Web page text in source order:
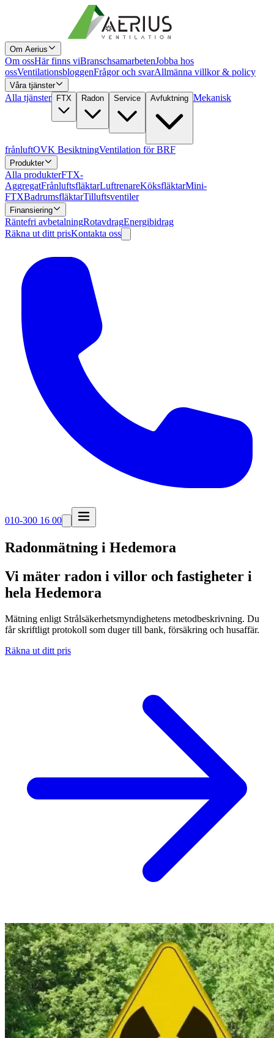
Om Aerius
Om ossHär finns viBranschsamarbetenJobba hos
ossVentilationsbloggenFrågor och svarAllmänna villkor & policy
Våra tjänster
Alla tjänster FTX Radon Service Avfuktning Mekanisk
frånluftOVK BesiktningVentilation för BRF
Produkter
Alla produkterFTX-
AggregatFrånluftsfläktarLuftrenareKöksfläktarMini-
FTXBadrumsfläktarTilluftsventiler
Finansiering
Räntefri avbetalningRotavdragEnergibidrag
Räkna ut ditt prisKontakta oss
010-300 16 00
Radonmätning i Hedemora
Vi mäter radon i villor och fastigheter i
hela Hedemora
Mätning enligt Strålsäkerhetsmyndighetens metodbeskrivning. Du
får skriftligt protokoll som duger till bank, försäkring och husaffär.
Räkna ut ditt pris